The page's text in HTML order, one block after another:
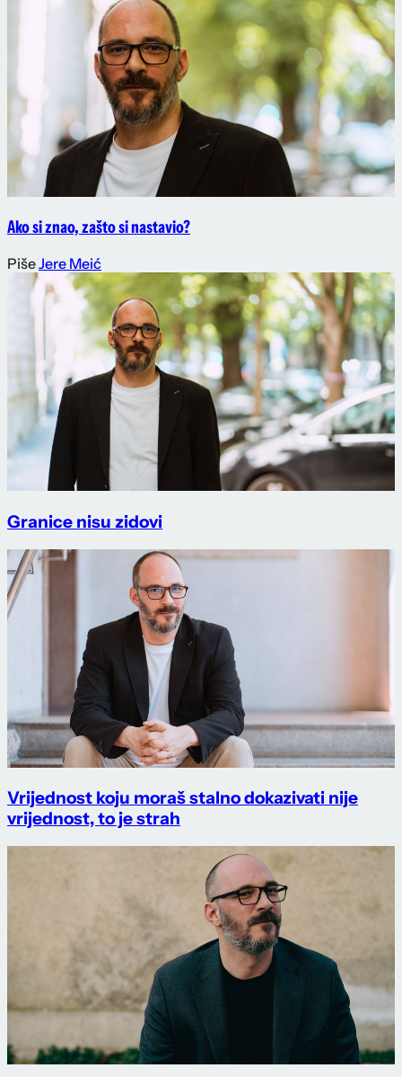
Ako si znao, zašto si nastavio?
PišeJere Meić
Granice nisu zidovi
Vrijednost koju moraš stalno dokazivati nije
vrijednost, to je strah